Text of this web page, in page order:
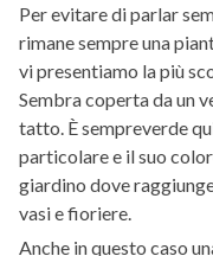
Per evitare di parlar
rimane sempre una
vi presentiamo la più
Sembra coperta da un
tatto. È sempreverde
particolare e il suo
giardino dove
vasi e fioriere.
Anche in questo caso